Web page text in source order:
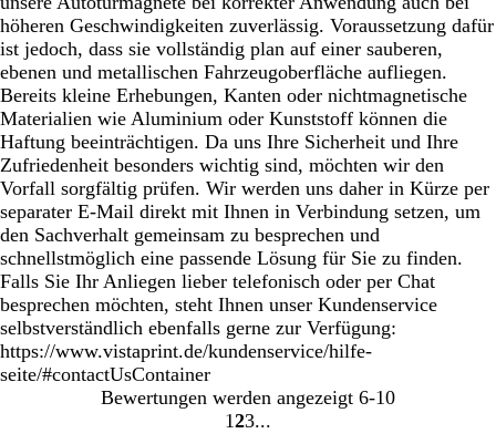
höheren Geschwindigkeiten zuverlässig. Voraussetzung dafür
ist jedoch, dass sie vollständig plan auf einer sauberen,
ebenen und metallischen Fahrzeugoberfläche aufliegen.
Bereits kleine Erhebungen, Kanten oder nichtmagnetische
Materialien wie Aluminium oder Kunststoff können die
Haftung beeinträchtigen. Da uns Ihre Sicherheit und Ihre
Zufriedenheit besonders wichtig sind, möchten wir den
Vorfall sorgfältig prüfen. Wir werden uns daher in Kürze per
separater E-Mail direkt mit Ihnen in Verbindung setzen, um
den Sachverhalt gemeinsam zu besprechen und
schnellstmöglich eine passende Lösung für Sie zu finden.
Falls Sie Ihr Anliegen lieber telefonisch oder per Chat
besprechen möchten, steht Ihnen unser Kundenservice
selbstverständlich ebenfalls gerne zur Verfügung:
https://www.vistaprint.de/kundenservice/hilfe-
seite/#contactUsContainer
Bewertungen werden angezeigt 6-10
Gehe
1 Gehe
2Gehe
3